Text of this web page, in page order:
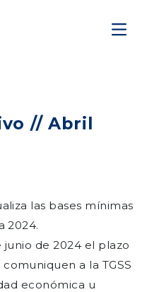
// Abril
las bases mínimas
2024.
de 2024 el plazo
a la TGSS
económica u